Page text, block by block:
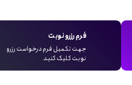
فرم رزرو نوبت
جهت تکمیل فرم درخواست رزرو
نوبت کلیک کنید